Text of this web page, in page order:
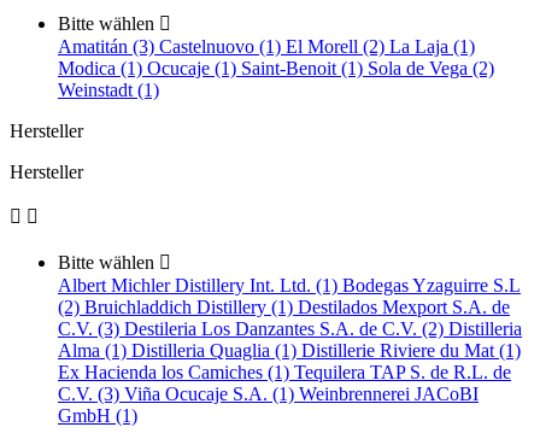
Bitte wählen 
Amatitán (3) Castelnuovo (1) El Morell (2) La Laja (1)
Modica (1) Ocucaje (1) Saint-Benoit (1) Sola de Vega (2)
Weinstadt (1)
Hersteller
Hersteller
 
Bitte wählen 
Albert Michler Distillery Int. Ltd. (1) Bodegas Yzaguirre S.L
(2) Bruichladdich Distillery (1) Destilados Mexport S.A. de
C.V. (3) Destileria Los Danzantes S.A. de C.V. (2) Distilleria
Alma (1) Distilleria Quaglia (1) Distillerie Riviere du Mat (1)
Ex Hacienda los Camiches (1) Tequilera TAP S. de R.L. de
C.V. (3) Viña Ocucaje S.A. (1) Weinbrennerei JACoBI
GmbH (1)